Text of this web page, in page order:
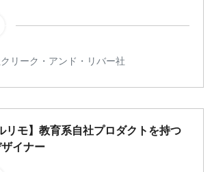
リーク・アンド・リバー社
リモ】教育系自社プロダクトを持つ
イナー